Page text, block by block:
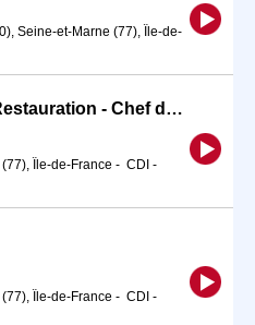
Seine-et-Marne (77), Île-de-
Métiers de l'Hôtellerie. Restauration - Chef de Cuisine/C (H/F)
Île-de-France - CDI -
Île-de-France - CDI -